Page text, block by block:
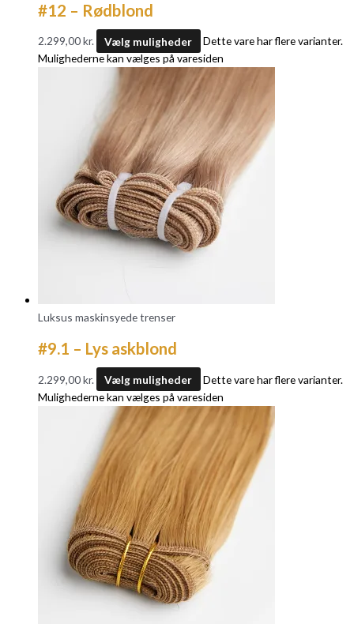
#12 – Rødblond
2.299,00kr. Vælg muligheder
Dette vare har flere varianter.
Mulighederne kan vælges på varesiden
Luksus maskinsyede trenser
#9.1 – Lys askblond
2.299,00kr. Vælg muligheder
Dette vare har flere varianter.
Mulighederne kan vælges på varesiden